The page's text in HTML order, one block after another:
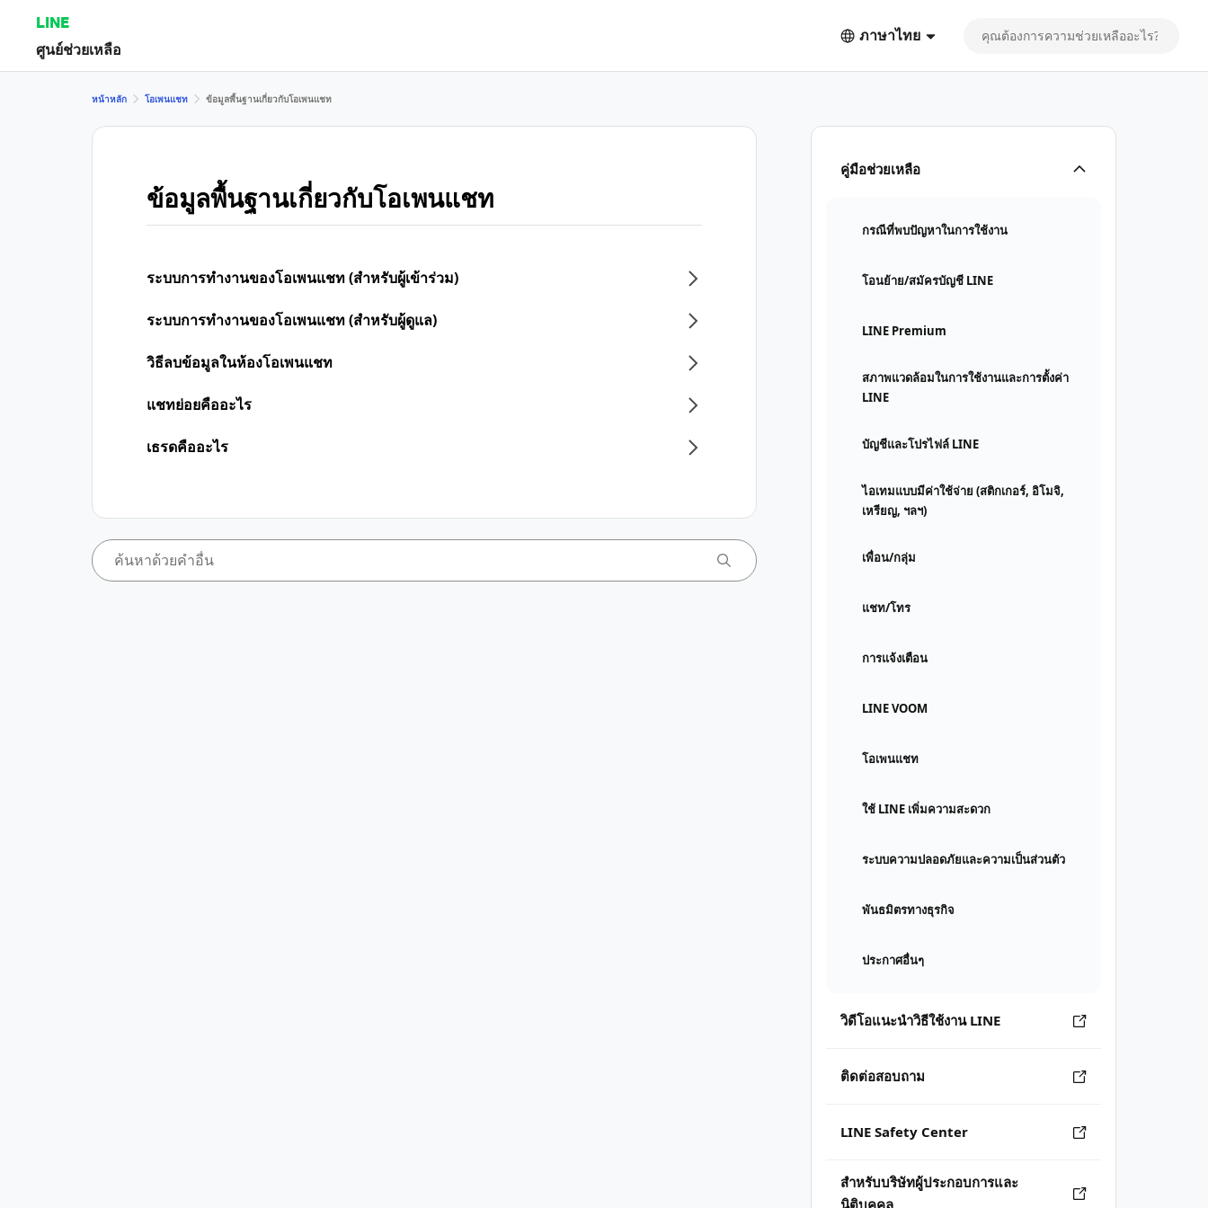
LINE
ศูนย์ช่วยเหลือ
ภาษาไทย
คู่มือช่วยเหลือ
กรณีที่พบปัญหาในการใช้งาน
โอนย้าย/สมัครบัญชี LINE
LINE Premium
สภาพแวดล้อมในการใช้งานและการตั้งค่า
LINE
บัญชีและโปรไฟล์ LINE
ไอเทมแบบมีค่าใช้จ่าย (สติกเกอร์, อิโมจิ,
เหรียญ, ฯลฯ)
เพื่อน/กลุ่ม
แชท/โทร
การแจ้งเตือน
LINE VOOM
โอเพนแชท
ใช้ LINE เพิ่มความสะดวก
ระบบความปลอดภัยและความเป็นส่วนตัว
พันธมิตรทางธุรกิจ
ประกาศอื่นๆ
วิดีโอแนะนำวิธีใช้งาน LINE
ติดต่อสอบถาม
LINE Safety Center
สำหรับบริษัทผู้ประกอบการและ
นิติบุคคล
หน้าหลัก โอเพนแชท ข้อมูลพื้นฐานเกี่ยวกับโอเพนแชท
ข้อมูลพื้นฐานเกี่ยวกับโอเพนแชท
ระบบการทำงานของโอเพนแชท (สำหรับผู้เข้าร่วม)
ระบบการทำงานของโอเพนแชท (สำหรับผู้ดูแล)
วิธีลบข้อมูลในห้องโอเพนแชท
แชทย่อยคืออะไร
เธรดคืออะไร